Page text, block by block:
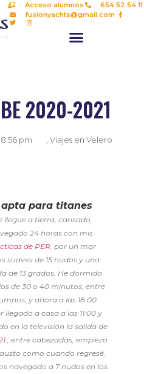
Acceso alumnos
654 52 54 11
fusionyachts@gmail.com
2020-2021
8:56 pm Viajes en Velero
para titanes
llegue a tierra, cansado,
24 horas con mis
de PER , por un mar
suaves de 15 nudos y una
de 13 grados. He dormido
de 30 o 40 minutos, entre
y ahora a las 18:00
llegado a casa a las 11:00 y
en la televisión la salida de
, entre cabezadas, empiezo
como cuando regresé.
navegado a 7 nudos en los